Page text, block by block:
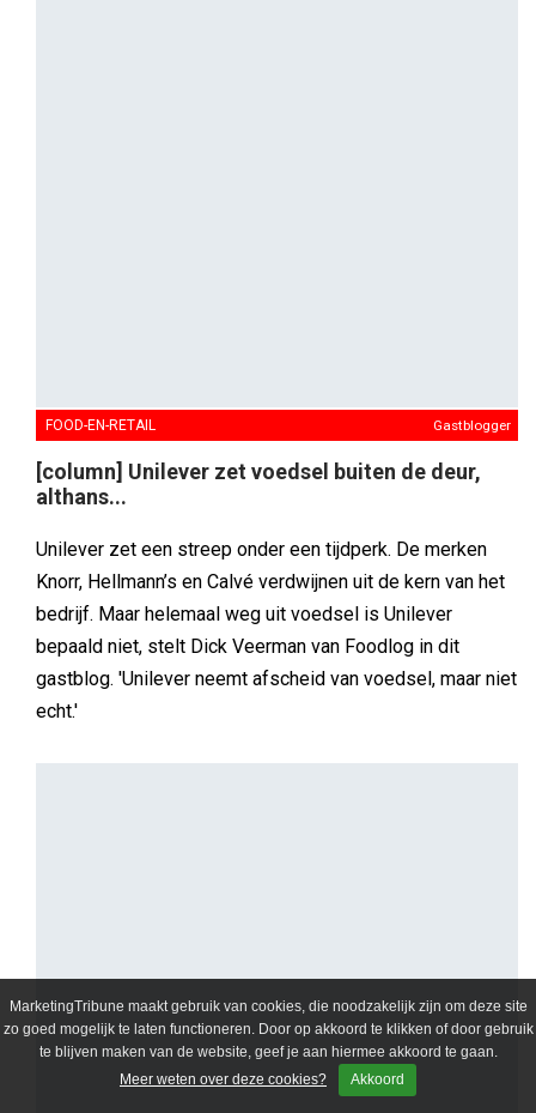
MarketingTribune maakt gebruik van cookies, die noodzakelijk zijn om deze site
zo goed mogelijk te laten functioneren. Door op akkoord te klikken of door gebruik
te blijven maken van de website, geef je aan hiermee akkoord te gaan.
Meer weten over deze cookies?
Akkoord
ONLINE Gastblogger
AI-proof of niet? Wat je CMS verraadt over je
digitale toekomst
Iedereen heeft het over AI. Over betere content, slimmere
campagnes, gepersonaliseerde klantervaringen. Maar
ondertussen staat de technische basis van veel
websites nog precies zoals die drie jaar geleden stond.
En dat begint problemen op te leveren. Want AI verandert
niet alleen hoe je werkt. Het verandert ook hoe je